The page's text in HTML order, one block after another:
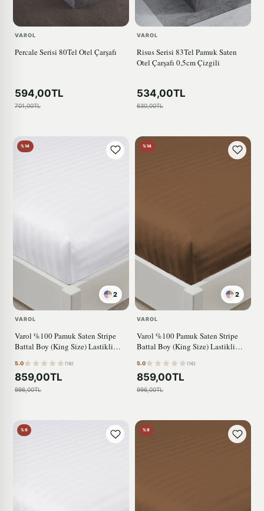
VAROL
Percale Serisi 80Tel Otel Çarşafı
594,00TL
701,00TL
VAROL
Risus Serisi 83Tel Pamuk Saten
Otel Çarşafı 0,5cm Çizgili
534,00TL
630,00TL
%14
2
VAROL
Varol %100 Pamuk Saten Stripe
Battal Boy (King Size) Lastikli
Kılıfı – 180x200 BEYAZ
5.0 (16)
859,00TL
996,00TL
%14
2
VAROL
Varol %100 Pamuk Saten Stripe
Battal Boy (King Size) Lastikli
Kılıfı – 180x200 KAHVE
5.0 (16)
859,00TL
996,00TL
%9 %9